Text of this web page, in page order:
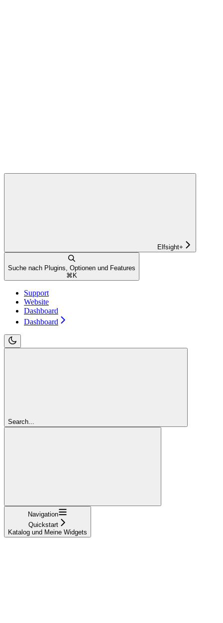
Elfsight+
Suche nach Plugins, Optionen und Features
⌘ K
Support
Website
Dashboard
Dashboard
Search...
Navigation
Quickstart
Katalog und Meine Widgets